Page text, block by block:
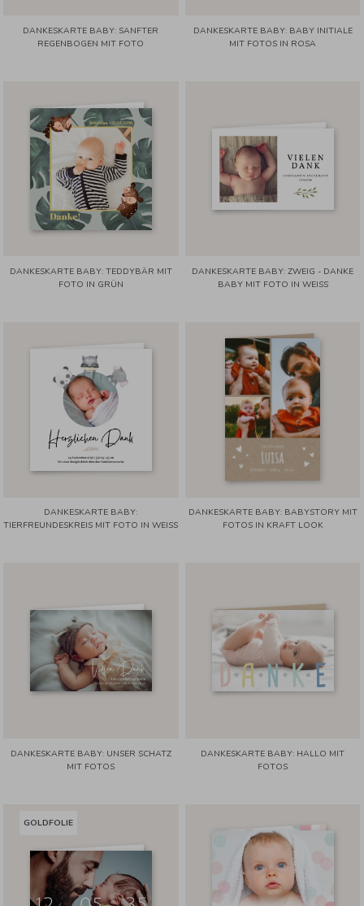
DANKESKARTE BABY: SANFTER
REGENBOGEN MIT FOTO
DANKESKARTE BABY: BABY INITIALE
MIT FOTOS IN ROSA
DANKESKARTE BABY: TEDDYBÄR MIT
FOTO IN GRÜN
DANKESKARTE BABY: ZWEIG - DANKE
BABY MIT FOTO IN WEISS
DANKESKARTE BABY:
TIERFREUNDESKREIS MIT FOTO IN WEISS
DANKESKARTE BABY: BABYSTORY MIT
FOTOS IN KRAFT LOOK
DANKESKARTE BABY: UNSER SCHATZ
MIT FOTOS
DANKESKARTE BABY: HALLO MIT
FOTOS
GOLDFOLIE